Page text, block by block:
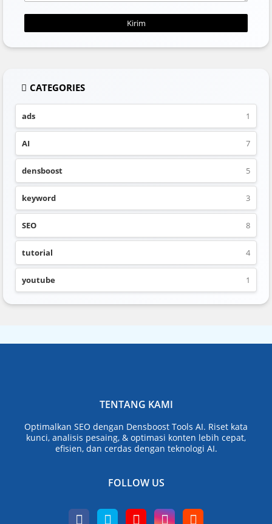
CATEGORIES
ads 1
AI 7
densboost 5
keyword 3
SEO 8
tutorial 4
youtube 1
TENTANG KAMI
Optimalkan SEO dengan Densboost Tools AI. Riset kata
kunci, analisis pesaing, & optimasi konten lebih cepat,
efisien, dan cerdas dengan teknologi AI.
FOLLOW US